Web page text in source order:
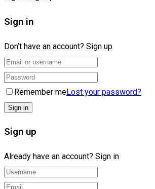
Sign in
Don’t have an account? Sign up
Remember meLost your password?
Sign up
Already have an account? Sign in